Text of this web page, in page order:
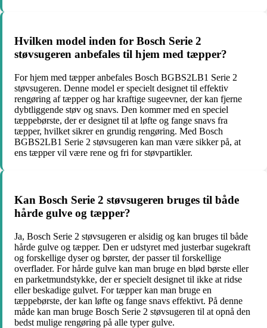
Hvilken model inden for Bosch Serie 2
støvsugeren anbefales til hjem med tæpper?
For hjem med tæpper anbefales Bosch BGBS2LB1 Serie 2
støvsugeren. Denne model er specielt designet til effektiv
rengøring af tæpper og har kraftige sugeevner, der kan fjerne
dybtliggende støv og snavs. Den kommer med en speciel
tæppebørste, der er designet til at løfte og fange snavs fra
tæpper, hvilket sikrer en grundig rengøring. Med Bosch
BGBS2LB1 Serie 2 støvsugeren kan man være sikker på, at
ens tæpper vil være rene og fri for støvpartikler.
Kan Bosch Serie 2 støvsugeren bruges til både
hårde gulve og tæpper?
Ja, Bosch Serie 2 støvsugeren er alsidig og kan bruges til både
hårde gulve og tæpper. Den er udstyret med justerbar sugekraft
og forskellige dyser og børster, der passer til forskellige
overflader. For hårde gulve kan man bruge en blød børste eller
en parketmundstykke, der er specielt designet til ikke at ridse
eller beskadige gulvet. For tæpper kan man bruge en
tæppebørste, der kan løfte og fange snavs effektivt. På denne
måde kan man bruge Bosch Serie 2 støvsugeren til at opnå den
bedst mulige rengøring på alle typer gulve.